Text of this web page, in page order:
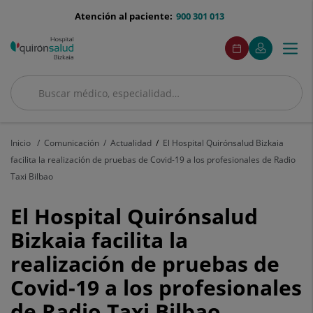
menu-
900 301 013
Atención al paciente:
Buscar
Buscar
menuAcceso
Pide
cita
Este
enlace
se
en
Mi
Quirónsalud
Este
enlace
se
en
ventana
nueva.
Menú
Inicio Comunicación Actualidad
El Hospital Quirónsalud Bizkaia
facilita la realización de pruebas de Covid-19 a los profesionales de Radio
Taxi Bilbao
El
Hospital
Quirónsalud
Bizkaia
El Hospital Quirónsalud
Bizkaia facilita la
realización de pruebas de
Covid-19 a los profesionales